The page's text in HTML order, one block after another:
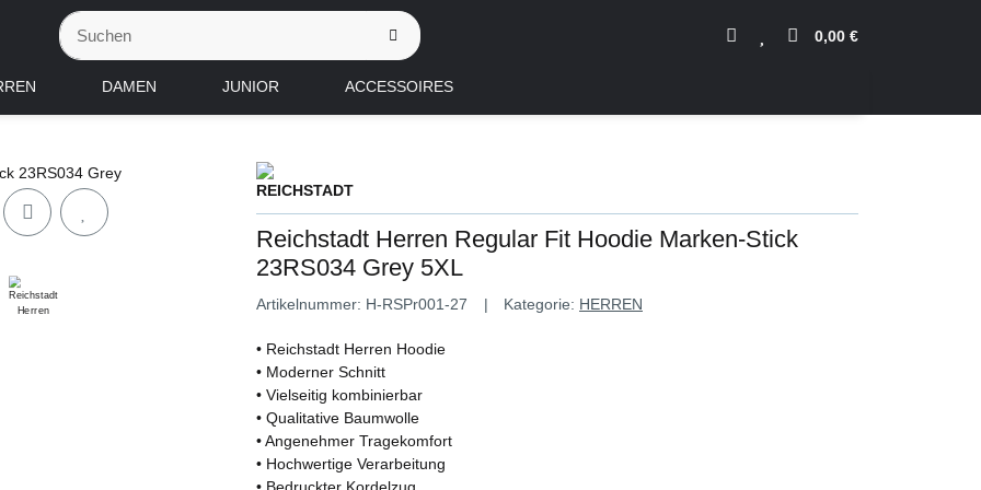
0,00 €
DAMEN JUNIOR ACCESSOIRES
Reichstadt Herren Regular Fit Hoodie Marken-Stick
23RS034 Grey 5XL
Artikelnummer: H-RSPr001-27 Kategorie: HERREN
• Reichstadt Herren Hoodie
• Moderner Schnitt
• Vielseitig kombinierbar
• Qualitative Baumwolle
• Angenehmer Tragekomfort
• Hochwertige Verarbeitung
• Bedruckter Kordelzug